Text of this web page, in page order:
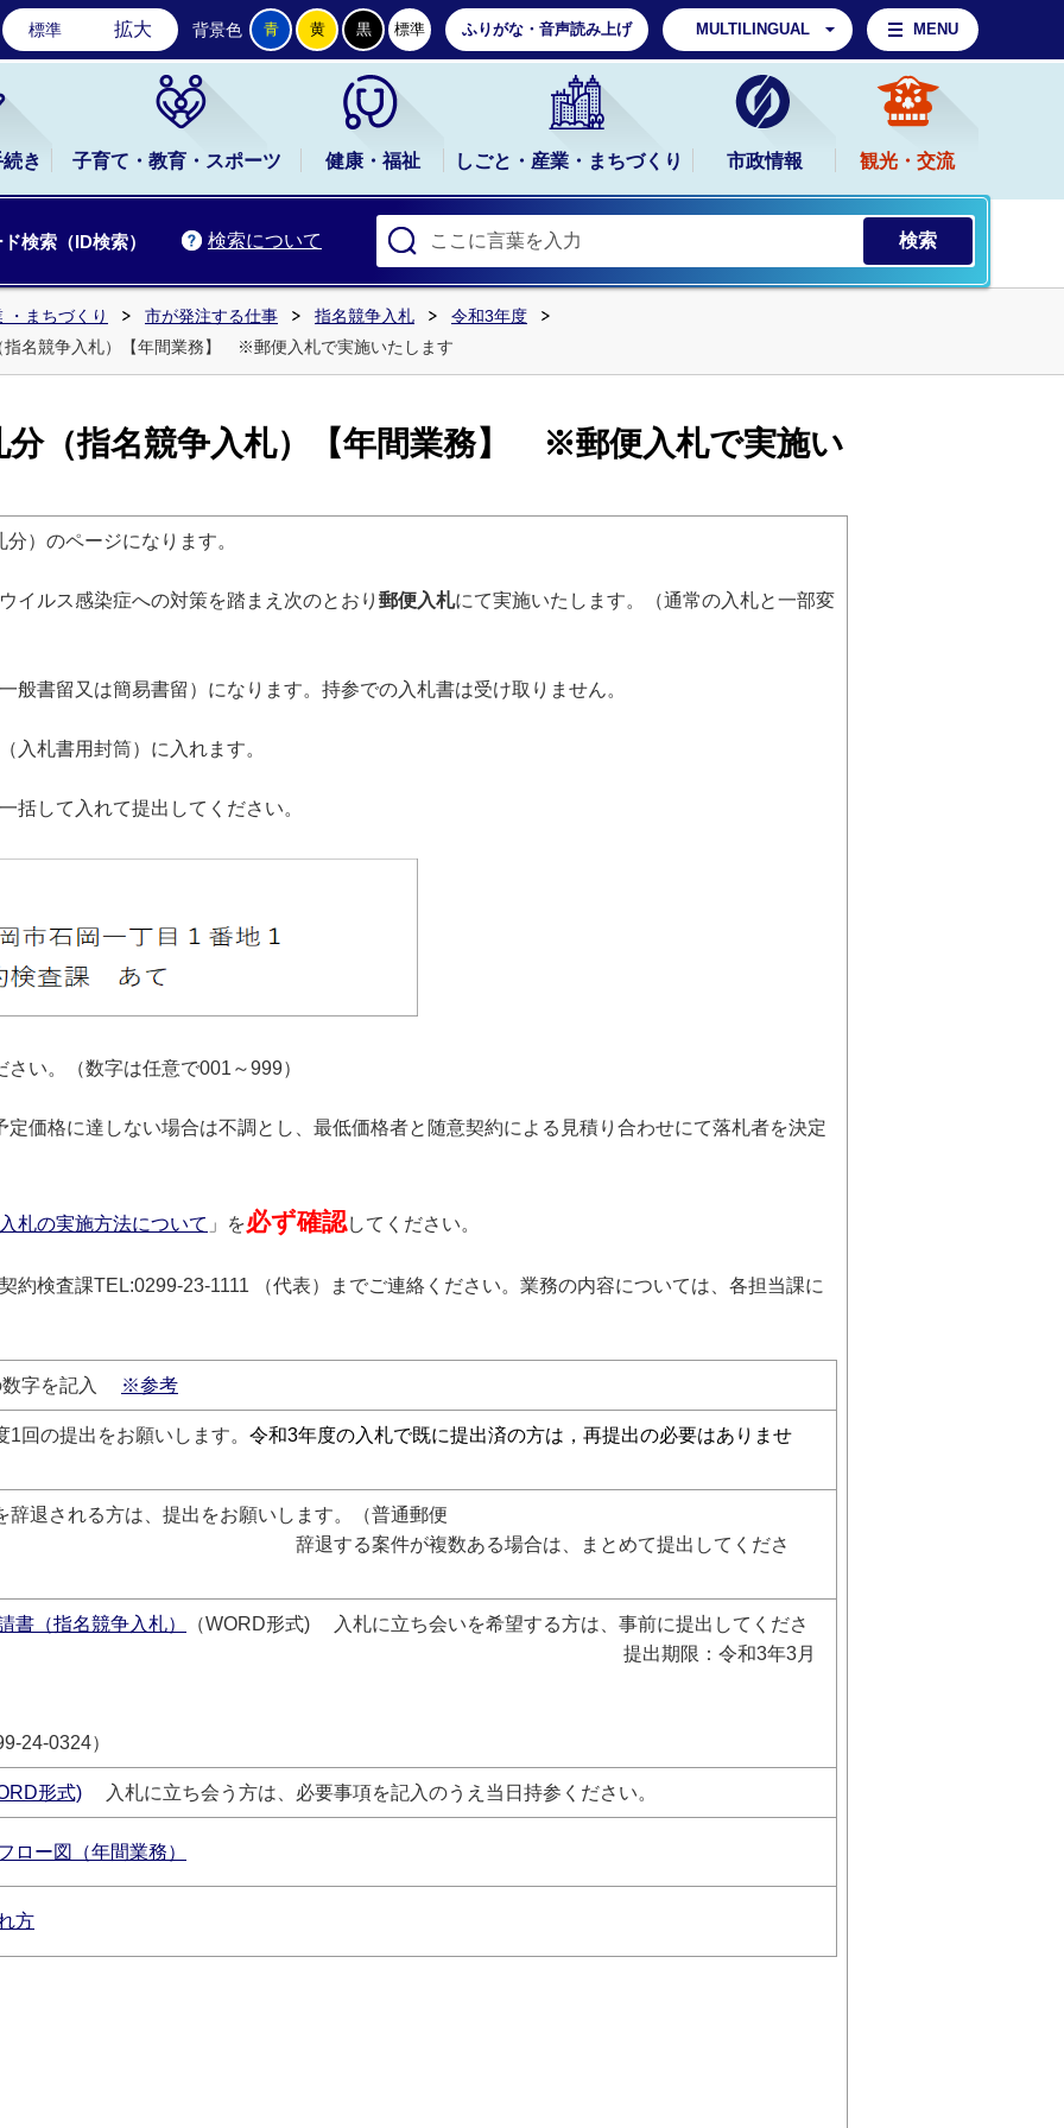
石岡市公式ホームページ
標準 拡大 背景色 青 黄 黒 標準 ふりがな・音声読み上げ MULTILINGUAL MENU
き 子育て・教育・スポーツ 健康・福祉 しごと・産業・まちづくり 市政情報 観光・交流
検索について
検索（ID検索）
・まちづくり 市が発注する仕事 指名競争入札
令和3年度
指名競争入札）【年間業務】 ※郵便入札で実施いたします
分（指名競争入札）【年間業務】 ※郵便入札で実施い
）のページになります。
イルス感染症への対策を踏まえ次のとおり 郵便入札にて実施いたします。（通常の入札と一部変
般書留又は簡易書留）になります。持参での入札書は受け取りません。
入札書用封筒）に入れます。
括して入れて提出してください。
い。（数字は任意で001～999）
価格に達しない場合は不調とし、最低価格者と随意契約による見積り合わせにて落札者を決定
札の実施方法について 」を必ず確認してください。
約検査課TEL:0299-23-1111 （代表）までご連絡ください。業務の内容については、各担当課に
字を記入 ※参考
の提出をお願いします。 令和3年度の入札で既に提出済の方は，再提出の必要はありませ
退される方は、提出をお願いします。（普通郵便
件が複数ある場合は、まとめて提出してくださ
書（指名競争入札）
（WORD形式) 入札に立ち会いを希望する方は、事前に提出してくださ
出期限：令和3年3月
24-0324）
形式) 入札に立ち会う方は、必要事項を記入のうえ当日持参ください。
ロー図（年間業務）
方